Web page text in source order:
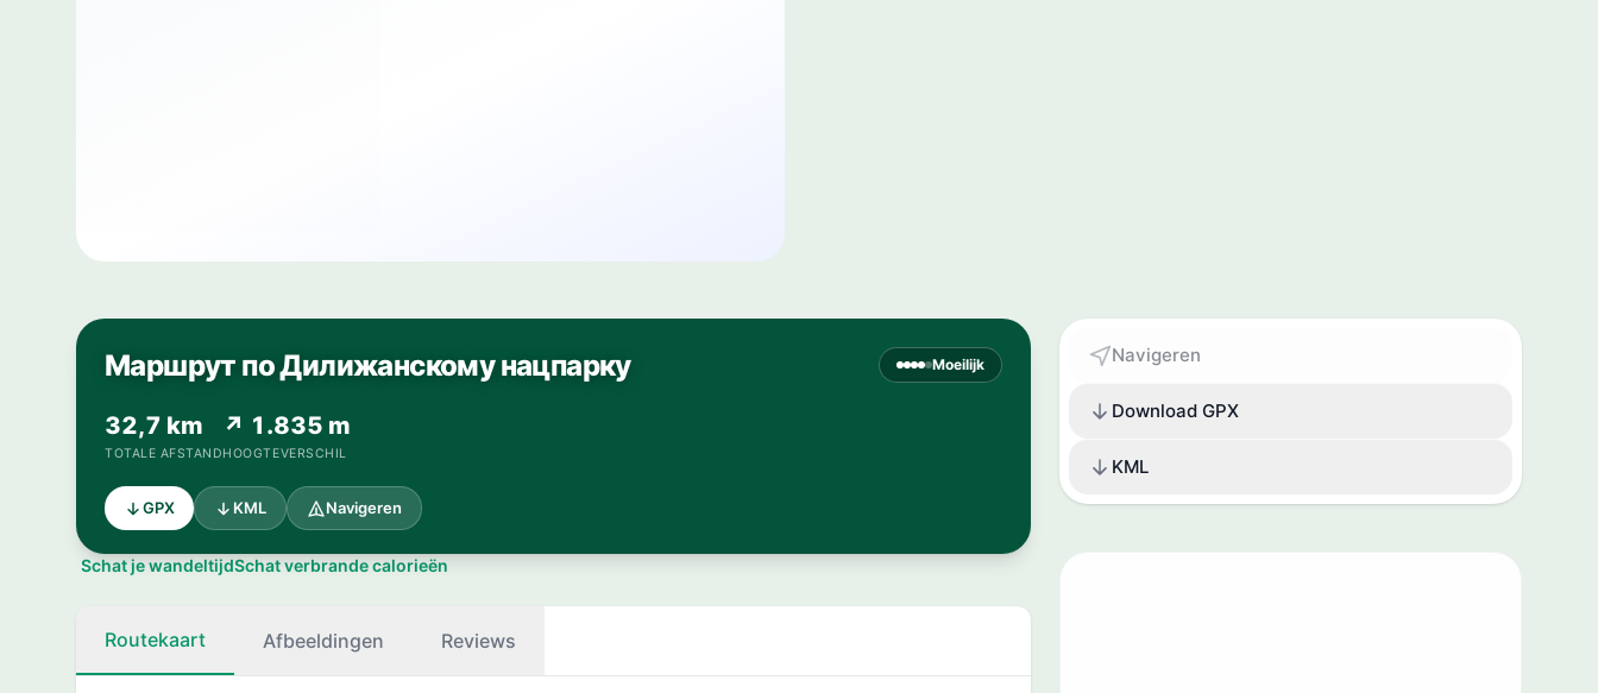
Маршрут по Дилижанскому нацпарку Moeilijk
32,7 km
TOTALE AFSTAND
↗ 1.835 m
HOOGTEVERSCHIL
GPX KML Navigeren
Schat je wandeltijdSchat verbrande calorieën
Routekaart Afbeeldingen Reviews
Navigeren
Download GPX
KML